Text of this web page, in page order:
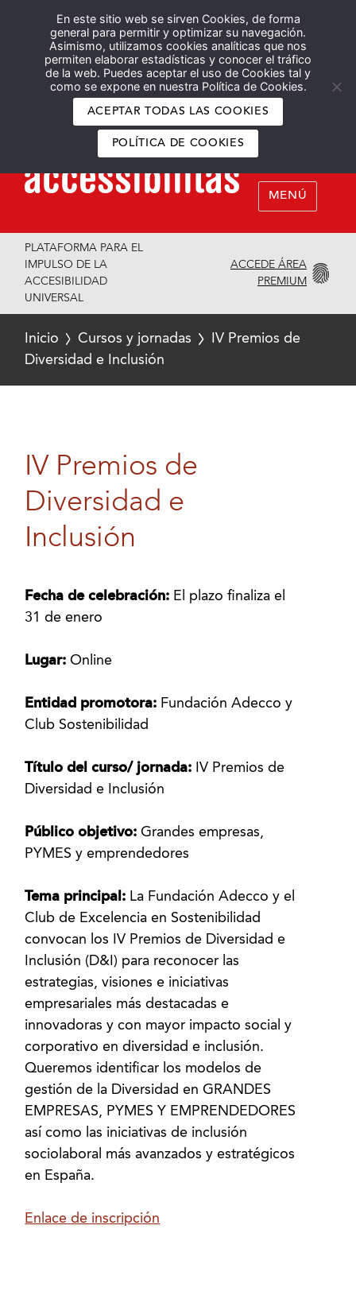
En este sitio web se sirven Cookies, de forma
general para permitir y optimizar su navegación.
Asimismo, utilizamos cookies analíticas que nos
permiten elaborar estadísticas y conocer el tráfico
de la web. Puedes aceptar el uso de Cookies tal y
como se expone en nuestra Política de Cookies.
ACEPTAR TODAS LAS COOKIES
POLÍTICA DE COOKIES
Español English
MENÚ
PLATAFORMA PARA EL
IMPULSO DE LA
ACCESIBILIDAD
UNIVERSAL
ACCEDE ÁREA
PREMIUM
Inicio Cursos y jornadas
IV Premios de
Diversidad e Inclusión
IV Premios de
Diversidad e
Inclusión
Fecha de celebración: El plazo finaliza el
31 de enero
Lugar:Online
Entidad promotora: Fundación Adecco y
Club Sostenibilidad
Título del curso/ jornada: IV Premios de
Diversidad e Inclusión
Público objetivo:Grandes empresas,
PYMES y emprendedores
Tema principal: La Fundación Adecco y el
Club de Excelencia en Sostenibilidad
convocan los IV Premios de Diversidad e
Inclusión (D&I) para reconocer las
estrategias, visiones e iniciativas
empresariales más destacadas e
innovadoras y con mayor impacto social y
corporativo en diversidad e inclusión.
Queremos identificar los modelos de
gestión de la Diversidad en GRANDES
EMPRESAS, PYMES Y EMPRENDEDORES
así­ como las iniciativas de inclusión
sociolaboral más avanzados y estratégicos
en España.
Enlace de inscripción